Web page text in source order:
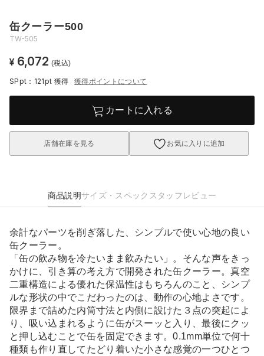
缶クーラー500
TW-505
¥ 6,072 (税込)
SPpt：121pt 獲得 獲得ポイントについて
カートに入れる
店舗在庫を見る お気に入りに追加
商品説明サイズ・スペック スタッフレビュー
余計なパーツを削ぎ落した、シンプルで使い心地の良い
缶クーラー。
「缶の飲み物を冷たいまま飲みたい」。そんな声をきっ
かけに、引き算の考え方で開発された缶クーラー。真空
二重構造による優れた保温性はもちろんのこと、シンプ
ルな形状の中でこだわったのは、動作の心地よさです。
限界まで詰めた内筒寸法と内側に設けた３点の突起によ
り、吸い込まれるように缶がスーッと入り、最後にクッ
と押し込むことで缶を固定できます。0.1mm単位で何十
種類も作り直してたどり着いた小さな感覚の一つひとつ